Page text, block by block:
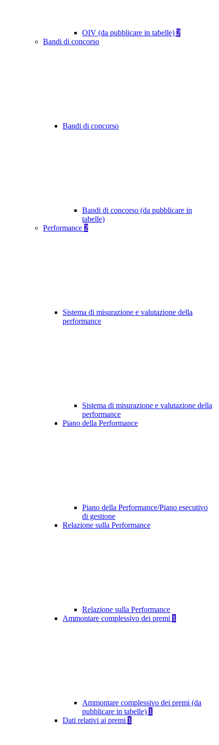
OIV (da pubblicare in tabelle) 2
Bandi di concorso
Bandi di concorso
Bandi di concorso (da pubblicare in
tabelle)
Performance 2
Sistema di misurazione e valutazione della
performance
Sistema di misurazione e valutazione della
performance
Piano della Performance
Piano della Performance/Piano esecutivo
di gestione
Relazione sulla Performance
Relazione sulla Performance
Ammontare complessivo dei premi 1
Ammontare complessivo dei premi (da
pubblicare in tabelle) 1
Dati relativi ai premi 1